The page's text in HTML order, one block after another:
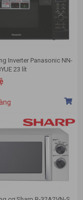
Inverter Panasonic NN-
23 lít